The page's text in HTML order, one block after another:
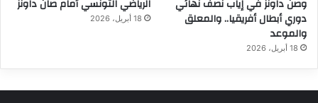
وصن داونز في إياب نصف نهائي
دوري أبطال أفريقيا.. والمعلق
والموعد
18 أبريل، 2026
الرياضي التونسي أمام صان داونز
18 أبريل، 2026